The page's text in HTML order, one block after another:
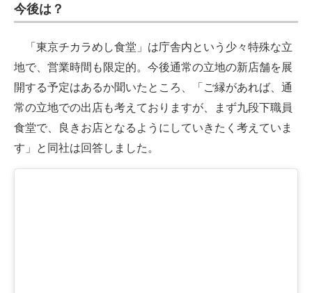
今後は？
「東京チカラめし食堂」は庁舎内という少々特殊な立
地で、営業時間も限定的。今後通常の立地の新店舗を展
開する予定はあるか聞いたところ、「ご縁があれば、通
常の立地での出店も考えておりますが、まず九段下職員
食堂で、良きお店となるようにしていきたく考えていま
す」と同社は回答しました。